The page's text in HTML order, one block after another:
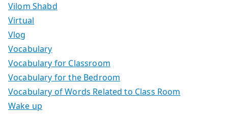
Vilom Shabd
Virtual
Vlog
Vocabulary
Vocabulary for Classroom
Vocabulary for the Bedroom
Vocabulary of Words Related to Class Room
Wake up